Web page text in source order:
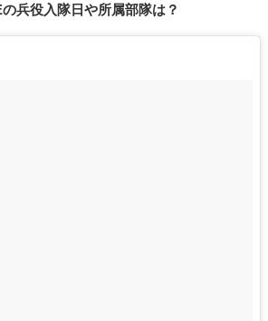
兵役入隊日や所属部隊は？